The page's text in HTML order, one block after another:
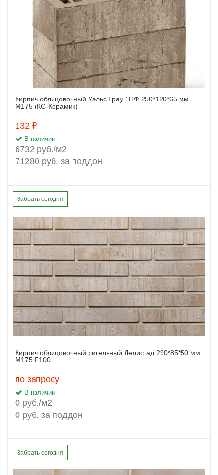
Заказать
Кирпич облицовочный Уэльс Грау 1НФ 250*120*65 мм
М175 (КС-Керамик)
132 ₽
В наличии
6732 руб./м2
71280 руб. за поддон
Забрать сегодня
Кирпич облицовочный ригельный Лелистад 290*85*50 мм
М175 F100
по запросу
В наличии
0 руб./м2
0 руб. за поддон
Забрать сегодня